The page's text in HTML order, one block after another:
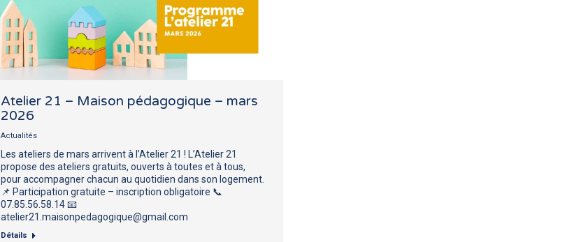
Atelier 21 – Maison pédagogique – mars
2026
Actualités
Les ateliers de mars arrivent à l’Atelier 21 ! L’Atelier 21
propose des ateliers gratuits, ouverts à toutes et à tous,
pour accompagner chacun au quotidien dans son logement.
📌 Participation gratuite – inscription obligatoire 📞
07.85.56.58.14 📧
atelier21.maisonpedagogique@gmail.com
Détails